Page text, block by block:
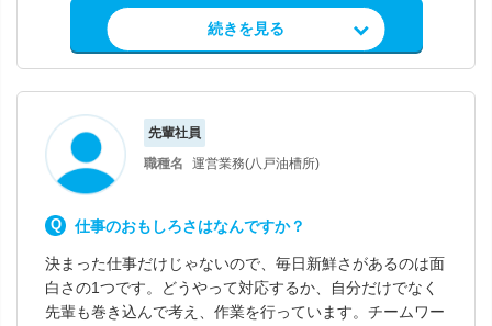
求人情報を見る
続きを見る
先輩社員
職種名
運営業務(八戸油槽所)
仕事のおもしろさはなんですか？
決まった仕事だけじゃないので、毎日新鮮さがあるのは面
白さの1つです。どうやって対応するか、自分だけでなく
先輩も巻き込んで考え、作業を行っています。チームワー